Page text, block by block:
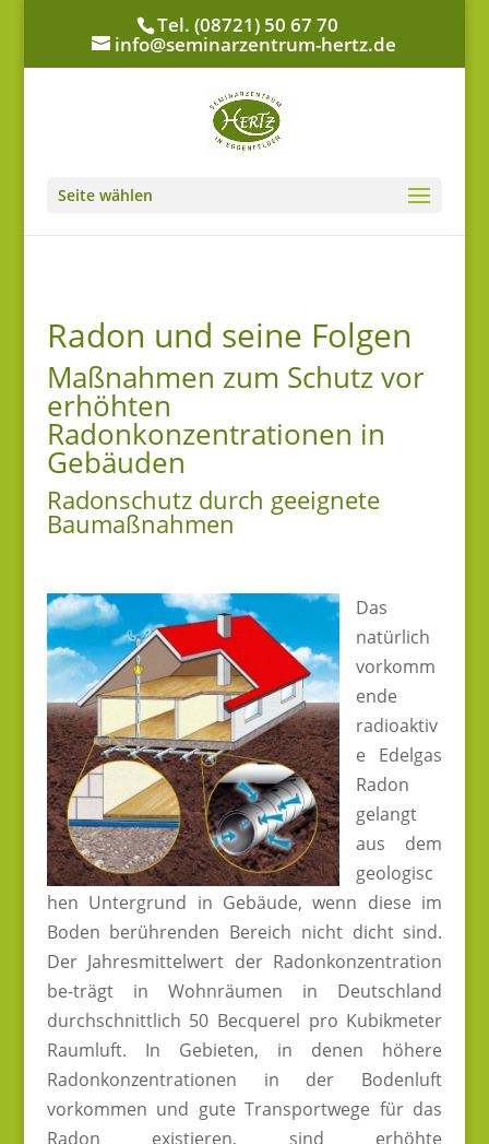
Tel. (08721) 50 67 70
info@seminarzentrum-hertz.de
Seite wählen
Radon und seine Folgen
Maßnahmen zum Schutz vor
erhöhten
Radonkonzentrationen in
Gebäuden
Radonschutz durch geeignete
Baumaßnahmen
Das
natürlich
vorkomm
ende
radioaktiv
e Edelgas
Radon
gelangt
aus dem
geologisc
hen Untergrund in Gebäude, wenn diese im
Boden berührenden Bereich nicht dicht sind.
Der Jahresmittelwert der Radonkonzentration
be-trägt in Wohnräumen in Deutschland
durchschnittlich 50 Becquerel pro Kubikmeter
Raumluft. In Gebieten, in denen höhere
Radonkonzentrationen in der Bodenluft
vorkommen und gute Transportwege für das
Radon existieren, sind erhöhte